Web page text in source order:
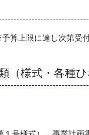
算上限に達し次第受
（様式・各種ひ